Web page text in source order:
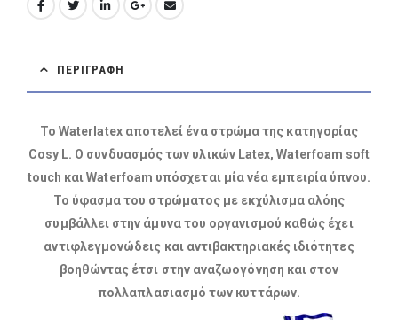
ΠΕΡΙΓΡΑΦΉ
Το Waterlatex αποτελεί ένα στρώμα της κατηγορίας
Cosy L. Ο συνδυασμός των υλικών Latex, Waterfoam soft
touch και Waterfoam υπόσχεται μία νέα εμπειρία ύπνου.
Το ύφασμα του στρώματος με εκχύλισμα αλόης
συμβάλλει στην άμυνα του οργανισμού καθώς έχει
αντιφλεγμονώδεις και αντιβακτηριακές ιδιότητες
βοηθώντας έτσι στην αναζωογόνηση και στον
πολλαπλασιασμό των κυττάρων.​